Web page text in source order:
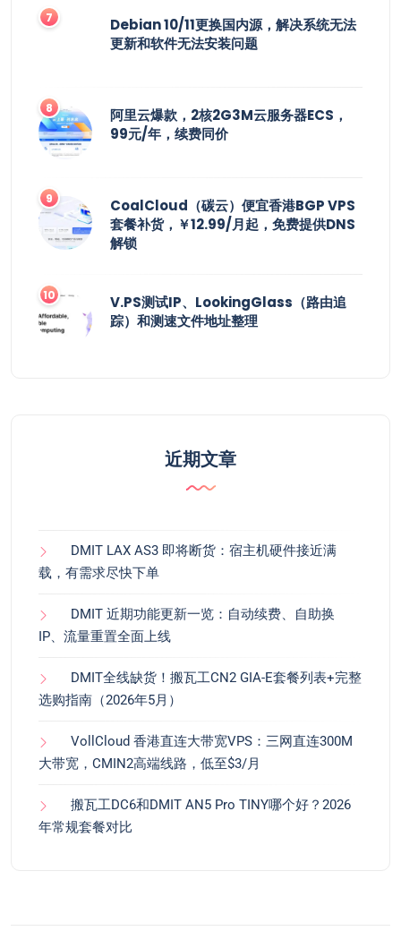
Debian 10/11更换国内源，解决系统无法
更新和软件无法安装问题
阿里云爆款，2核2G3M云服务器ECS，
99元/年，续费同价
CoalCloud（碳云）便宜香港BGP VPS
套餐补货，￥12.99/月起，免费提供DNS
解锁
V.PS测试IP、LookingGlass（路由追
踪）和测速文件地址整理
近期文章
DMIT LAX AS3 即将断货：宿主机硬件接近满
载，有需求尽快下单
DMIT 近期功能更新一览：自动续费、自助换
IP、流量重置全面上线
DMIT全线缺货！搬瓦工CN2 GIA-E套餐列表+完整
选购指南（2026年5月）
VollCloud 香港直连大带宽VPS：三网直连300M
大带宽，CMIN2高端线路，低至$3/月
搬瓦工DC6和DMIT AN5 Pro TINY哪个好？2026
年常规套餐对比